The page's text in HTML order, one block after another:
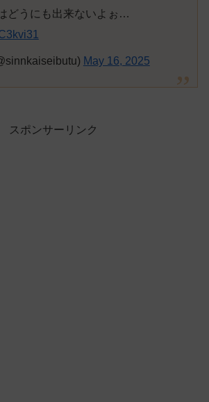
どうにも出来ないよぉ…
May 16, 2025
スポンサーリンク